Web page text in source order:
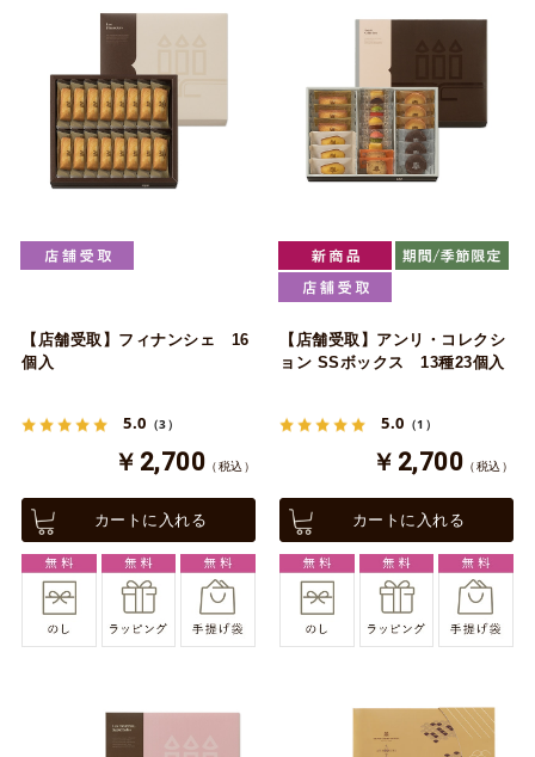
【店舗受取】フィナンシェ 16
個入
5.0 （3）
￥2,700 （税込）
カートに入れる
【店舗受取】アンリ・コレクシ
ョン SSボックス 13種23個入
5.0 （1）
￥2,700 （税込）
カートに入れる